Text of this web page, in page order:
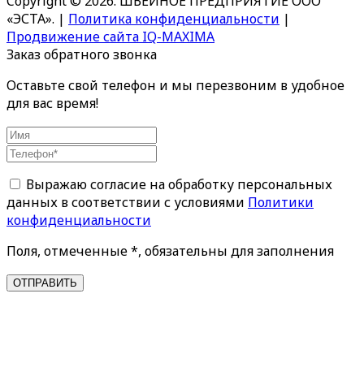
«ЭСТА». | Политика конфиденциальности |
Продвижение сайта IQ-MAXIMA
Заказ обратного звонка
Оставьте свой телефон и мы перезвоним в удобное
для вас время!
Выражаю согласие на обработку персональных
данных в соответствии с условиями Политики
конфиденциальности
Поля, отмеченные *, обязательны для заполнения
ОТПРАВИТЬ